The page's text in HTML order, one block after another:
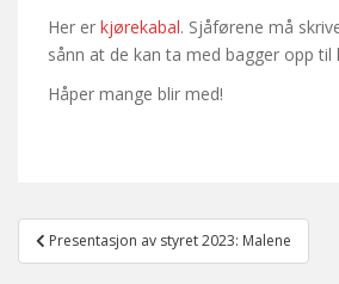
Her er kjørekabal. Sjåførene må
sånn at de kan ta med bagger opp til
Håper mange blir med!
Post
navigation
Presentasjon av styret 2023: Malene